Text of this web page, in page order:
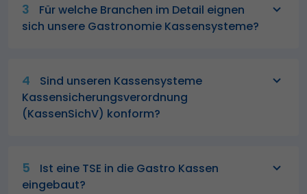
3
Für welche Branchen im Detail eignen
sich unsere Gastronomie Kassensysteme?
4
Sind unseren Kassensysteme
Kassensicherungsverordnung
(KassenSichV) konform?
5
Ist eine TSE in die Gastro Kassen
eingebaut?